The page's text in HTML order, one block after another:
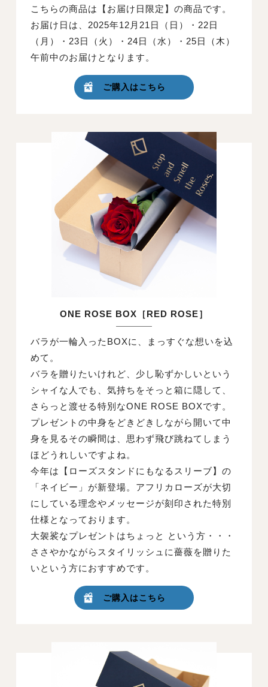
こちらの商品は【お届け日限定】の商品です。
お届け日は、2025年12月21日（日）・22日
（月）・23日（火）・24日（水）・25日（木）
午前中のお届けとなります。
ご購入はこちら
ONE ROSE BOX［RED ROSE］
バラが一輪入ったBOXに、まっすぐな想いを込
めて。
バラを贈りたいけれど、少し恥ずかしいという
シャイな人でも、気持ちをそっと箱に隠して、
さらっと渡せる特別なONE ROSE BOXです。
プレゼントの中身をどきどきしながら開いて中
身を見るその瞬間は、思わず飛び跳ねてしまう
ほどうれしいですよね。
今年は【ローズスタンドにもなるスリーブ】の
「ネイビー」が新登場。アフリカローズが大切
にしている理念やメッセージが刻印された特別
仕様となっております。
大袈裟なプレゼントはちょっと という方・・・
ささやかながらスタイリッシュに薔薇を贈りた
いという方におすすめです。
ご購入はこちら